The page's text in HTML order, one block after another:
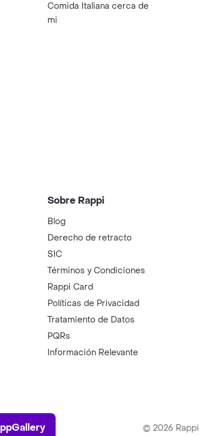
Comida Italiana cerca de
mi
Sobre Rappi
Blog
Derecho de retracto
SIC
Términos y Condiciones
Rappi Card
Políticas de Privacidad
Tratamiento de Datos
PQRs
Información Relevante
AppGallery
© 2026 Rappi